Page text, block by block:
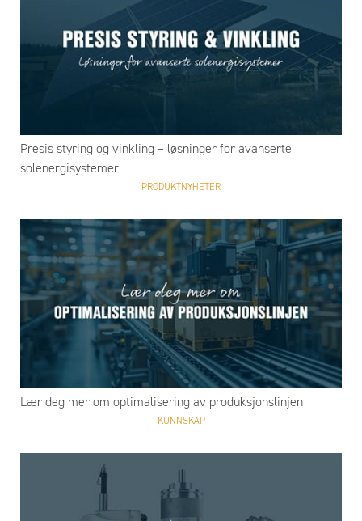
Presis styring og vinkling – løsninger for avanserte
solenergisystemer
PRODUKTNYHETER
Lær deg mer om optimalisering av produksjonslinjen
KUNNSKAP